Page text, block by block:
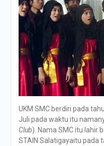
UKM SMC berdiri pada
Juli pada waktu itu
Club). Nama SMC itu lahir
STAIN Salatigayaitu pada